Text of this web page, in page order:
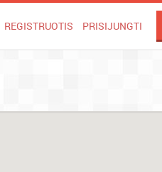
REGISTRUOTIS PRISIJUNGTI